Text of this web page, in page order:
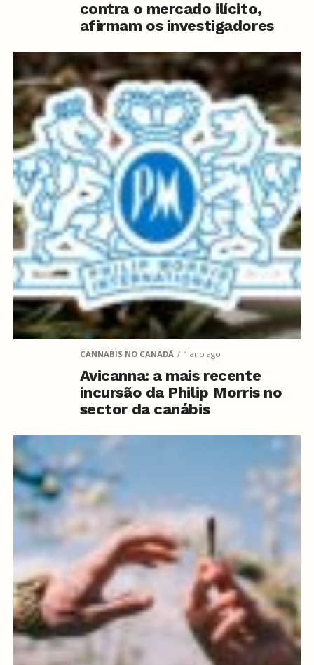
contra o mercado ilícito,
afirmam os investigadores
CANNABIS NO CANADÁ 1 ano ago
Avicanna: a mais recente
incursão da Philip Morris no
sector da canábis